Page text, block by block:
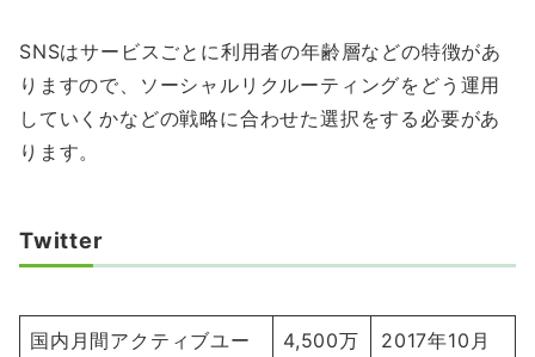
SNSはサービスごとに利用者の年齢層などの特徴があ
りますので、ソーシャルリクルーティングをどう運用
していくかなどの戦略に合わせた選択をする必要があ
ります。
Twitter
国内月間アクティブユー
4,500万
2017年10月